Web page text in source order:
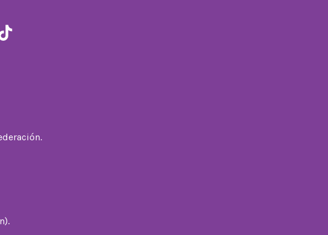
Abrir